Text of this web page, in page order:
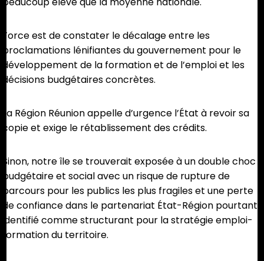
Force est de constater le décalage entre les
proclamations lénifiantes du gouvernement pour le
développement de la formation et de l’emploi et les
décisions budgétaires concrètes.
La Région Réunion appelle d’urgence l’État à revoir sa
copie et exige le rétablissement des crédits.
Sinon, notre île se trouverait exposée à un double choc
budgétaire et social avec un risque de rupture de
parcours pour les publics les plus fragiles et une perte
de confiance dans le partenariat État-Région pourtant
identifié comme structurant pour la stratégie emploi-
formation du territoire.